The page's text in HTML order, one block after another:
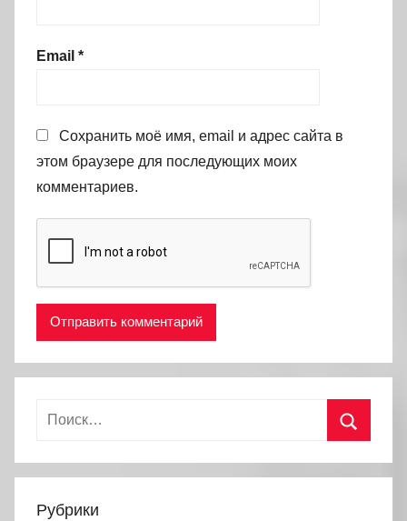
Email *
Сохранить моё имя, email и адрес сайта в
этом браузере для последующих моих
комментариев.
Найти:
Рубрики